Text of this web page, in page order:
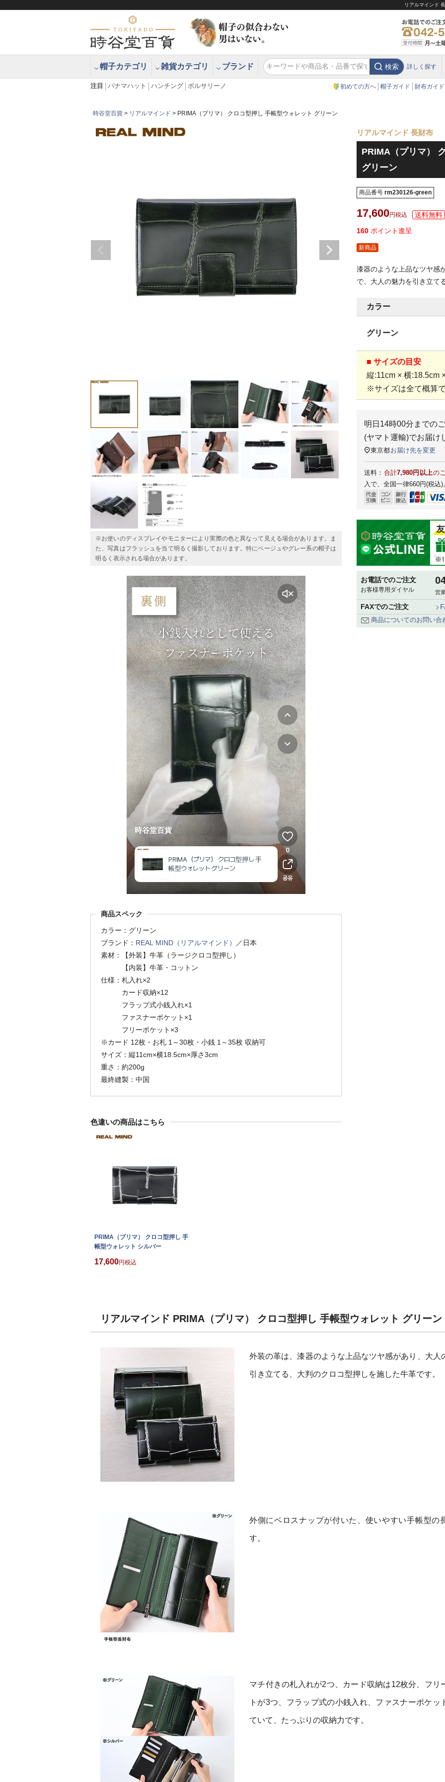
リアルマインド
帽子カテゴリ 雑貨カテゴリ ブランド 検索 詳しく探す
注目 パナマハット ハンチング ボルサリーノ 初めての方へ 帽子ガイド 財布ガイド
時谷堂百貨 リアルマインド PRIMA（プリマ） クロコ型押し 手帳型ウォレット グリーン
※お使いのディスプレイやモニターにより実際の色と異なって見える場合があります。ま
た、写真はフラッシュを当て明るく撮影しております。特にベージュやグレー系の帽子は
明るく表示される場合があります。
商品スペック
カラー：グリーン
ブランド： REAL MIND（リアルマインド）
／日本
素材：【外装】牛革（ラージクロコ型押し）
【内装】牛革・コットン
仕様：札入れ×2
カード収納×12
フラップ式小銭入れ×1
ファスナーポケット×1
フリーポケット×3
※カード 12枚・お札 1～30枚・小銭 1～35枚 収納可
サイズ：縦11cm×横18.5cm×厚さ3cm
重さ：約200g
最終縫製：中国
色違いの商品はこちら
PRIMA（プリマ） クロコ型押し 手
帳型ウォレット シルバー
17,600 税込
リアルマインド 長財布
PRIMA（プリマ）
グリーン
商品番号 rm230126-green
17,600 税込
160 ポイント進呈
新商品
漆器のような上品なツヤ感
で、大人の魅力を引き立て
カラー
グリーン
■ サイズの目安
縦:11cm × 横:18.5cm
※サイズは全て概算
明日 14時00分 までの
(ヤマト運輸)でお届け
東京都お届け先を変更
送料： 合計7,980円以上の
入で、全国一律660円(税込)
お電話でのご注文
お客様専用ダイヤル 営
FAXでのご注文
商品についてのお問い合
リアルマインド PRIMA（プリマ） クロコ型押し 手帳型ウォレット グリー
外装の革は、漆器のような上品なツヤ感があり、大人
引き立てる、大判のクロコ型押しを施した牛革です。
外側にベロスナップが付いた、使いやすい手帳型の
す。
マチ付きの札入れが2つ、カード収納は12枚分、フリ
トが3つ、フラップ式の小銭入れ、ファスナーポケッ
ていて、たっぷりの収納力です。